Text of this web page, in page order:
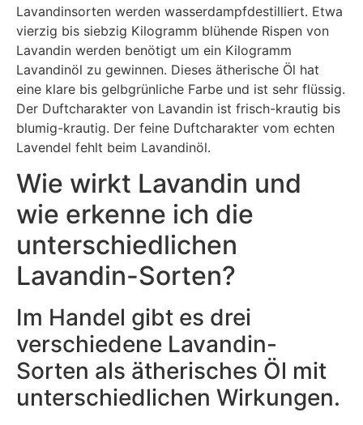
Lavandinsorten werden wasserdampfdestilliert. Etwa
vierzig bis siebzig Kilogramm blühende Rispen von
Lavandin werden benötigt um ein Kilogramm
Lavandinöl zu gewinnen. Dieses ätherische Öl hat
eine klare bis gelbgrünliche Farbe und ist sehr flüssig.
Der Duftcharakter von Lavandin ist frisch-krautig bis
blumig-krautig. Der feine Duftcharakter vom echten
Lavendel fehlt beim Lavandinöl.
Wie wirkt Lavandin und
wie erkenne ich die
unterschiedlichen
Lavandin-Sorten?
Im Handel gibt es drei
verschiedene Lavandin-
Sorten als ätherisches Öl mit
unterschiedlichen Wirkungen.